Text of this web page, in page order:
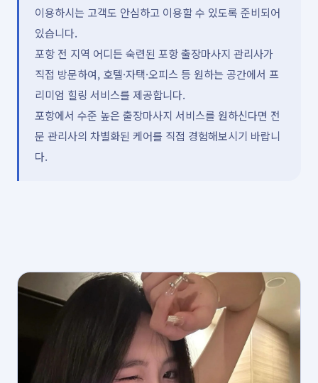
이용하시는 고객도 안심하고 이용할 수 있도록 준비되어
있습니다.
포항 전 지역 어디든 숙련된 포항 출장마사지 관리사가
직접 방문하여, 호텔·자택·오피스 등 원하는 공간에서 프
리미엄 힐링 서비스를 제공합니다.
포항에서 수준 높은 출장마사지 서비스를 원하신다면 전
문 관리사의 차별화된 케어를 직접 경험해보시기 바랍니
다.
포항 매니저